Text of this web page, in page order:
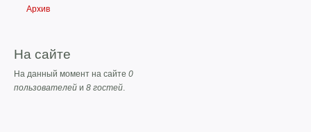
Архив
На сайте
На данный момент на сайте 0
пользователей и 8 гостей.